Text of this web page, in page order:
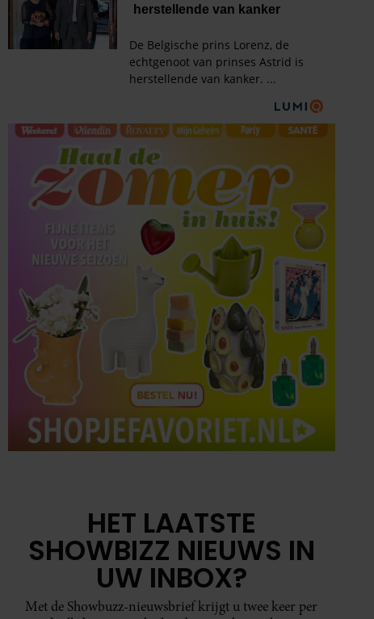
HET LAATSTE
SHOWBIZZ NIEUWS IN
UW INBOX?
Met de Showbuzz-nieuwsbrief krijgt u twee keer per